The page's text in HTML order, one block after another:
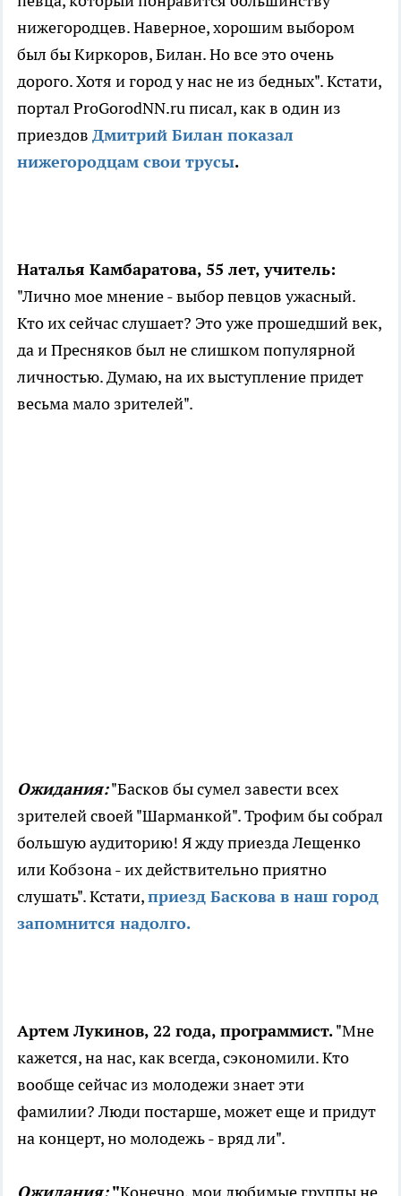
нижегородцев. Наверное, хорошим выбором
был бы Киркоров, Билан. Но все это очень
дорого. Хотя и город у нас не из бедных". Кстати,
портал ProGorodNN.ru писал, как в один из
приездов Дмитрий Билан показал
нижегородцам свои трусы.
Наталья Камбаратова, 55 лет, учитель:
"Лично мое мнение - выбор певцов ужасный.
Кто их сейчас слушает? Это уже прошедший век,
да и Пресняков был не слишком популярной
личностью. Думаю, на их выступление придет
весьма мало зрителей".
Ожидания:"Басков бы сумел завести всех
зрителей своей "Шарманкой". Трофим бы собрал
большую аудиторию! Я жду приезда Лещенко
или Кобзона - их действительно приятно
слушать". Кстати,приезд Баскова в наш город
запомнится надолго.
Артем Лукинов, 22 года, программист."Мне
кажется, на нас, как всегда, сэкономили. Кто
вообще сейчас из молодежи знает эти
фамилии? Люди постарше, может еще и придут
на концерт, но молодежь - вряд ли".